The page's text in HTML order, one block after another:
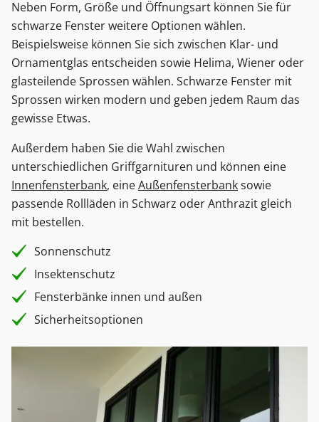
Neben Form, Größe und Öffnungsart können Sie für
schwarze Fenster weitere Optionen wählen.
Beispielsweise können Sie sich zwischen Klar- und
Ornamentglas entscheiden sowie Helima, Wiener oder
glasteilende Sprossen wählen. Schwarze Fenster mit
Sprossen wirken modern und geben jedem Raum das
gewisse Etwas.
Außerdem haben Sie die Wahl zwischen
unterschiedlichen Griffgarnituren und können eine
Innenfensterbank, eineAußenfensterbanksowie
passende Rollläden in Schwarz oder Anthrazit gleich
mit bestellen.
Sonnenschutz
Insektenschutz
Fensterbänke innen und außen
Sicherheitsoptionen